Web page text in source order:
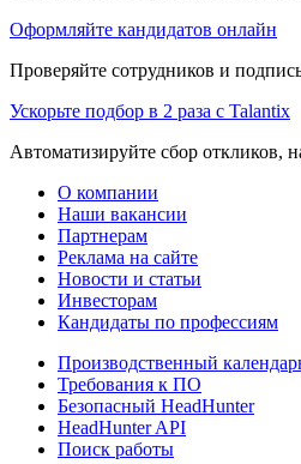
Оформляйте кандидатов онлайн
Проверяйте сотрудников и
Ускорьте подбор в 2 раза с Talantix
Автоматизируйте сбор откликов,
О компании
Наши вакансии
Партнерам
Реклама на сайте
Новости и статьи
Инвесторам
Кандидаты по профессиям
Производственный
Требования к ПО
Безопасный HeadHunter
HeadHunter API
Поиск работы